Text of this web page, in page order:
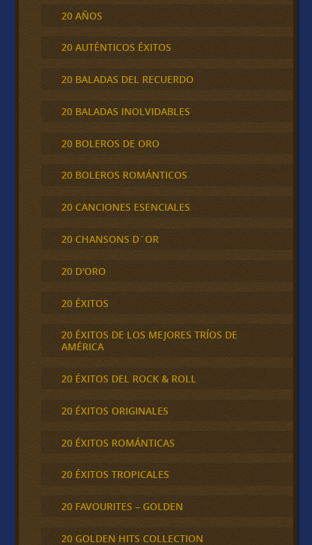
20 AÑOS
20 AUTÉNTICOS ÉXITOS
20 BALADAS DEL RECUERDO
20 BALADAS INOLVIDABLES
20 BOLEROS DE ORO
20 BOLEROS ROMÁNTICOS
20 CANCIONES ESENCIALES
20 CHANSONS D´OR
20 D'ORO
20 ÉXITOS
20 ÉXITOS DE LOS MEJORES TRÍOS DE
AMÉRICA
20 ÉXITOS DEL ROCK & ROLL
20 ÉXITOS ORIGINALES
20 ÉXITOS ROMÁNTICAS
20 ÉXITOS TROPICALES
20 FAVOURITES – GOLDEN
20 GOLDEN HITS COLLECTION